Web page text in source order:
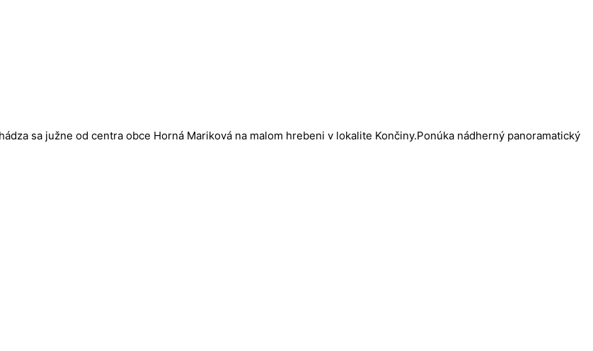
sa južne od centra obce Horná Mariková na malom hrebeni v lokalite Končiny.Ponúka nádherný panoramatický